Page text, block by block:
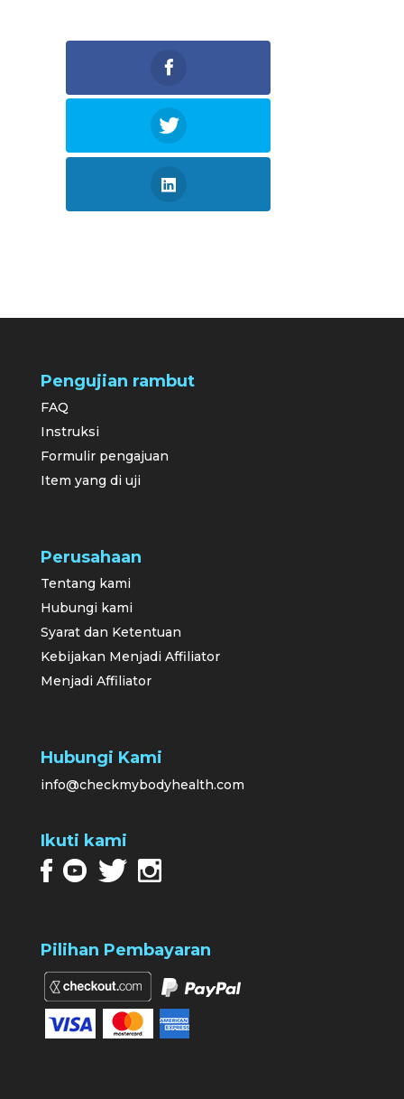
Pengujian rambut
FAQ
Instruksi
Formulir pengajuan
Item yang di uji
Perusahaan
Tentang kami
Hubungi kami
Syarat dan Ketentuan
Kebijakan Menjadi Affiliator
Menjadi Affiliator
Hubungi Kami
info@checkmybodyhealth.com
Ikuti kami
Pilihan Pembayaran